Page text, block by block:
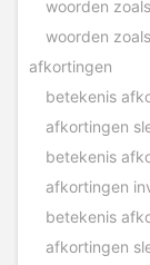
woorden
woorden
afkortingen
betekenis
afkortingen
betekenis
afkortingen
afkortingen